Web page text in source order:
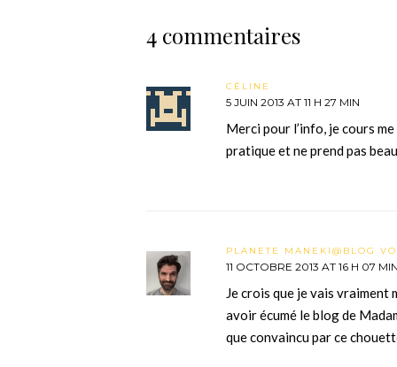
4 commentaires
CÉLINE
5 JUIN 2013 AT 11 H 27 MIN
Merci pour l’info, je cours
pratique et ne prend pas
PLANETE MANEKI@BLOG
11 OCTOBRE 2013 AT 16 H 07
Je crois que je vais
avoir écumé le blog de
que convaincu par ce